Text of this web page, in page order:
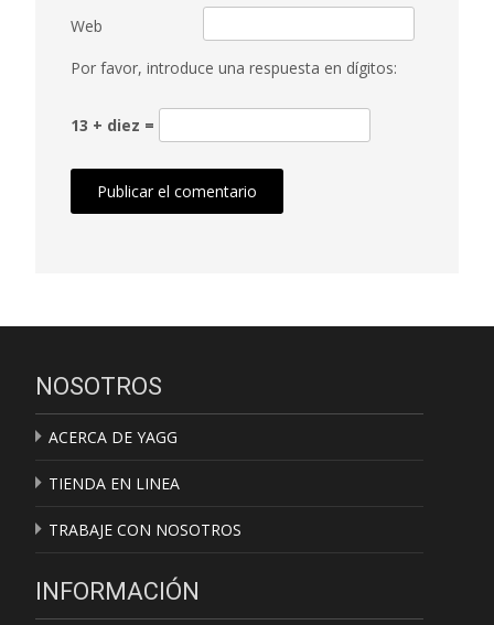
Web
Por favor, introduce una respuesta en dígitos:
13 + diez =
NOSOTROS
ACERCA DE YAGG
TIENDA EN LINEA
TRABAJE CON NOSOTROS
INFORMACIÓN